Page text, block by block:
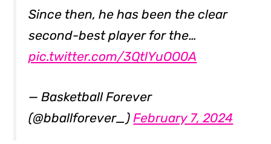
Since then, he has been the clear
second-best player for the…
pic.twitter.com/3QtlYuOO0A
— Basketball Forever
(@bballforever_)February 7, 2024